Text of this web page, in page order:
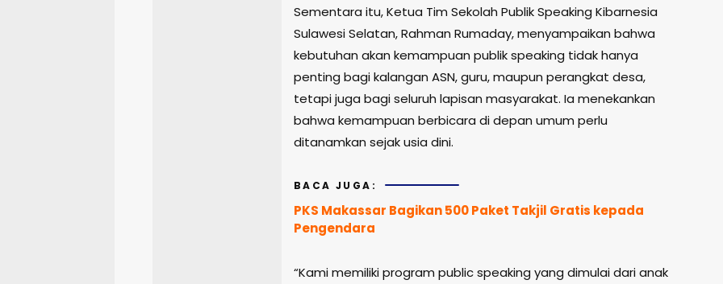
Sementara itu, Ketua Tim Sekolah Publik Speaking Kibarnesia
Sulawesi Selatan, Rahman Rumaday, menyampaikan bahwa
kebutuhan akan kemampuan publik speaking tidak hanya
penting bagi kalangan ASN, guru, maupun perangkat desa,
tetapi juga bagi seluruh lapisan masyarakat. Ia menekankan
bahwa kemampuan berbicara di depan umum perlu
ditanamkan sejak usia dini.
BACA JUGA:
PKS Makassar Bagikan 500 Paket Takjil Gratis kepada
Pengendara
“Kami memiliki program public speaking yang dimulai dari anak